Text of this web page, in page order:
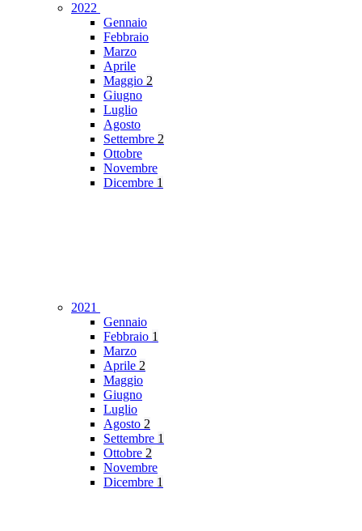
2022
Gennaio
Febbraio
Marzo
Aprile
Maggio 2
Giugno
Luglio
Agosto
Settembre 2
Ottobre
Novembre
Dicembre 1
2021
Gennaio
Febbraio 1
Marzo
Aprile 2
Maggio
Giugno
Luglio
Agosto 2
Settembre 1
Ottobre 2
Novembre
Dicembre 1